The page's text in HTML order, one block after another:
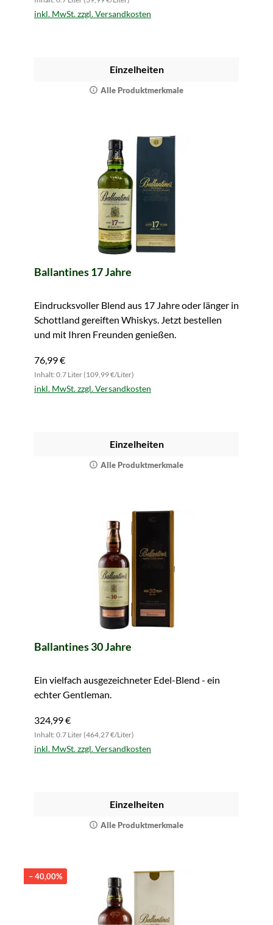
inkl. MwSt. zzgl. Versandkosten
Einzelheiten
Alle Produktmerkmale
Ballantines 17 Jahre
Eindrucksvoller Blend aus 17 Jahre oder länger in
Schottland gereiften Whiskys. Jetzt bestellen
und mit Ihren Freunden genießen.
76,99 €
Inhalt: 0.7 Liter (109,99 €/Liter)
inkl. MwSt. zzgl. Versandkosten
Einzelheiten
Alle Produktmerkmale
Ballantines 30 Jahre
Ein vielfach ausgezeichneter Edel-Blend - ein
echter Gentleman.
324,99 €
Inhalt: 0.7 Liter (464,27 €/Liter)
inkl. MwSt. zzgl. Versandkosten
Einzelheiten
Alle Produktmerkmale
– 40,00%